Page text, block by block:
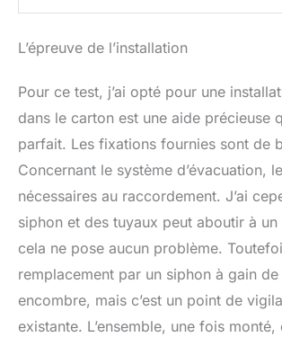
L’épreuve de l’installation
Pour ce test, j’ai opté pour une
dans le carton est une aide précieuse
parfait. Les fixations fournies sont de
Concernant le système d’évacuation,
nécessaires au raccordement. J’ai
siphon et des tuyaux peut aboutir à
cela ne pose aucun problème.
remplacement par un siphon à gain
encombre, mais c’est un point de
existante. L’ensemble, une fois